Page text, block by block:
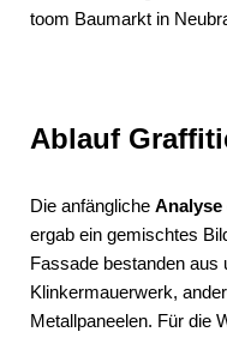
Ablauf
Die anfängliche Analyse
ergab ein gemischtes
Fassade bestanden
Klinkermauerwerk,
Metallpaneelen. Für die